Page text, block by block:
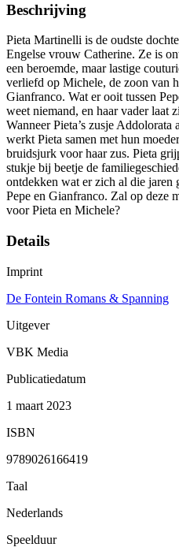
Beschrijving
Pieta Martinelli is de oudste
Engelse vrouw Catherine. Ze is
een beroemde, maar lastige
verliefd op Michele, de zoon van
Gianfranco. Wat er ooit tussen
weet niemand, en haar vader laat
Wanneer Pieta’s zusje
werkt Pieta samen met hun
bruidsjurk voor haar zus. Pieta
stukje bij beetje de
ontdekken wat er zich al die jaren
Pepe en Gianfranco. Zal op deze
voor Pieta en Michele?
Details
Imprint
De Fontein Romans & Spanning
Uitgever
VBK Media
Publicatiedatum
1 maart 2023
ISBN
9789026166419
Taal
Nederlands
Speelduur